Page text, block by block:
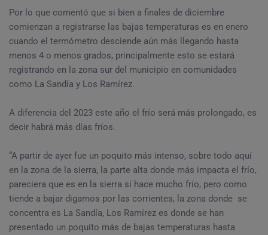
Por lo que comentó que si bien a finales de diciembre
comienzan a registrarse las bajas temperaturas es en enero
cuando el termómetro desciende aún más llegando hasta
menos 4 o menos grados, principalmente esto se estará
registrando en la zona sur del municipio en comunidades
como La Sandía y Los Ramírez.
A diferencia del 2023 este año el frío será más prolongado, es
decir habrá más días fríos.
“A partir de ayer fue un poquito más intenso, sobre todo aquí
en la zona de la sierra, la parte alta donde más impacta el frío,
pareciera que es en la sierra sí hace mucho frío, pero como
tiende a bajar digamos por las corrientes, la zona donde se
concentra es La Sandía, Los Ramírez es donde se han
presentado un poquito más de bajas temperaturas hasta